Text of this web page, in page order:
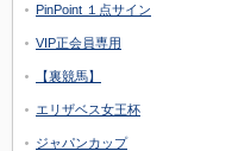
PinPoint １点サイン
VIP正会員専用
【裏競馬】
エリザベス女王杯
ジャパンカップ